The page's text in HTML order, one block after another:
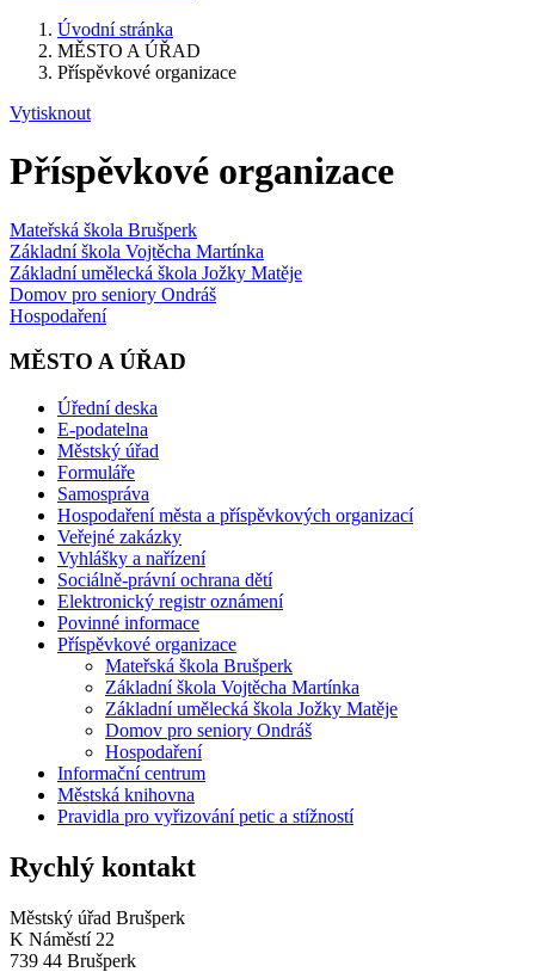
Úvodní stránka
MĚSTO A ÚŘAD
Příspěvkové organizace
Vytisknout
Příspěvkové organizace
Mateřská škola Brušperk
Základní škola Vojtěcha Martínka
Základní umělecká škola Jožky Matěje
Domov pro seniory Ondráš
Hospodaření
MĚSTO A ÚŘAD
Úřední deska
E-podatelna
Městský úřad
Formuláře
Samospráva
Hospodaření města a příspěvkových organizací
Veřejné zakázky
Vyhlášky a nařízení
Sociálně-právní ochrana dětí
Elektronický registr oznámení
Povinné informace
Příspěvkové organizace
Mateřská škola Brušperk
Základní škola Vojtěcha Martínka
Základní umělecká škola Jožky Matěje
Domov pro seniory Ondráš
Hospodaření
Informační centrum
Městská knihovna
Pravidla pro vyřizování petic a stížností
Rychlý kontakt
Městský úřad Brušperk
K Náměstí 22
739 44 Brušperk